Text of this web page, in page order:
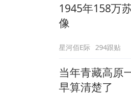
1945年158万
像
星河佰E际 294跟贴
当年青藏高原
早算清楚了